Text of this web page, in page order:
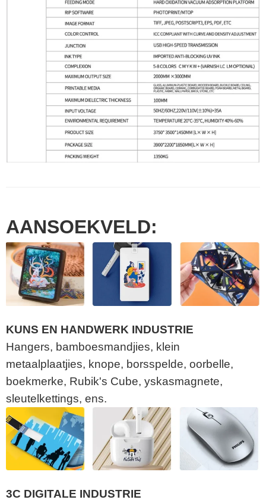
AANSOEKVELD:
KUNS EN HANDWERK INDUSTRIE
Hangers, bamboesmandjies, klein
metaalplaatjies, knope, borsspelde, oorbelle,
boekmerke, Rubik's Cube, yskasmagnete,
sleutelkettings, ens.
3C DIGITALE INDUSTRIE